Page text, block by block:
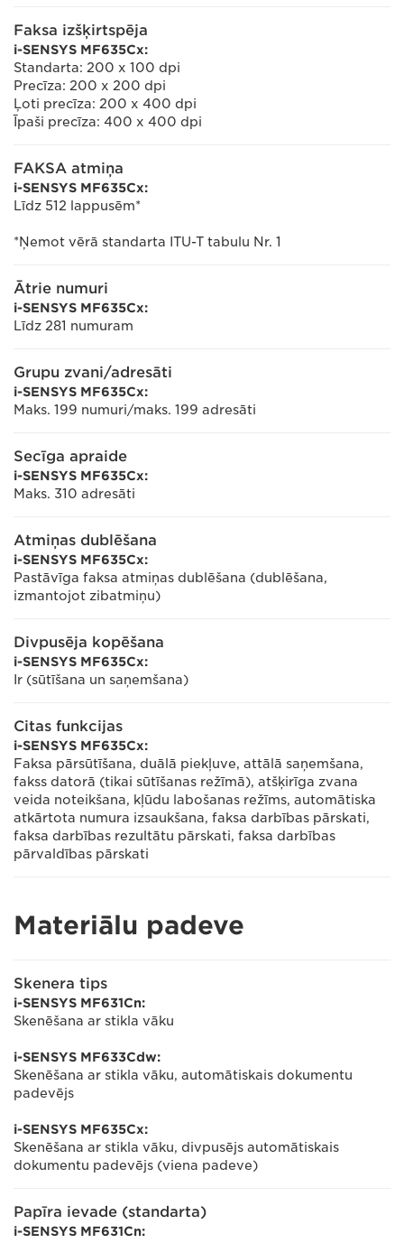
Faksa izšķirtspēja
i-SENSYS MF635Cx:
Standarta: 200 x 100 dpi
Precīza: 200 x 200 dpi
Ļoti precīza: 200 x 400 dpi
Īpaši precīza: 400 x 400 dpi
FAKSA atmiņa
i-SENSYS MF635Cx:
Līdz 512 lappusēm*
*Ņemot vērā standarta ITU-T tabulu Nr. 1
Ātrie numuri
i-SENSYS MF635Cx:
Līdz 281 numuram
Grupu zvani/adresāti
i-SENSYS MF635Cx:
Maks. 199 numuri/maks. 199 adresāti
Secīga apraide
i-SENSYS MF635Cx:
Maks. 310 adresāti
Atmiņas dublēšana
i-SENSYS MF635Cx:
Pastāvīga faksa atmiņas dublēšana (dublēšana,
izmantojot zibatmiņu)
Divpusēja kopēšana
i-SENSYS MF635Cx:
Ir (sūtīšana un saņemšana)
Citas funkcijas
i-SENSYS MF635Cx:
Faksa pārsūtīšana, duālā piekļuve, attālā saņemšana,
fakss datorā (tikai sūtīšanas režīmā), atšķirīga zvana
veida noteikšana, kļūdu labošanas režīms, automātiska
atkārtota numura izsaukšana, faksa darbības pārskati,
faksa darbības rezultātu pārskati, faksa darbības
pārvaldības pārskati
Materiālu padeve
Skenera tips
i-SENSYS MF631Cn:
Skenēšana ar stikla vāku
i-SENSYS MF633Cdw:
Skenēšana ar stikla vāku, automātiskais dokumentu
padevējs
i-SENSYS MF635Cx:
Skenēšana ar stikla vāku, divpusējs automātiskais
dokumentu padevējs (viena padeve)
Papīra ievade (standarta)
i-SENSYS MF631Cn: